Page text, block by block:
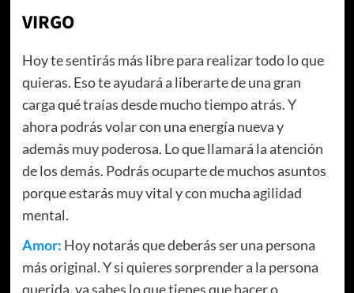
VIRGO
Hoy te sentirás más libre para realizar todo lo que
quieras. Eso te ayudará a liberarte de una gran
carga qué traías desde mucho tiempo atrás. Y
ahora podrás volar con una energía nueva y
además muy poderosa. Lo que llamará la atención
de los demás. Podrás ocuparte de muchos asuntos
porque estarás muy vital y con mucha agilidad
mental.
Amor: Hoy notarás que deberás ser una persona
más original. Y si quieres sorprender a la persona
querida, ya sabes lo que tienes que hacer o